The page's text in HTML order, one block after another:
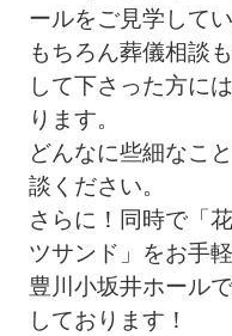
ールをご見学して
もちろん葬儀相談
して下さった方に
ります。
どんなに些細なこ
談ください。
さらに！同時で「
ツサンド」をお手
豊川小坂井ホール
しております！